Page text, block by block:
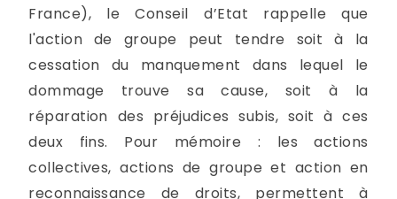
France), le Conseil d’Etat rappelle que
l'action de groupe peut tendre soit à la
cessation du manquement dans lequel le
dommage trouve sa cause, soit à la
réparation des préjudices subis, soit à ces
deux fins. Pour mémoire : les actions
collectives, actions de groupe et action en
reconnaissance de droits, permettent à